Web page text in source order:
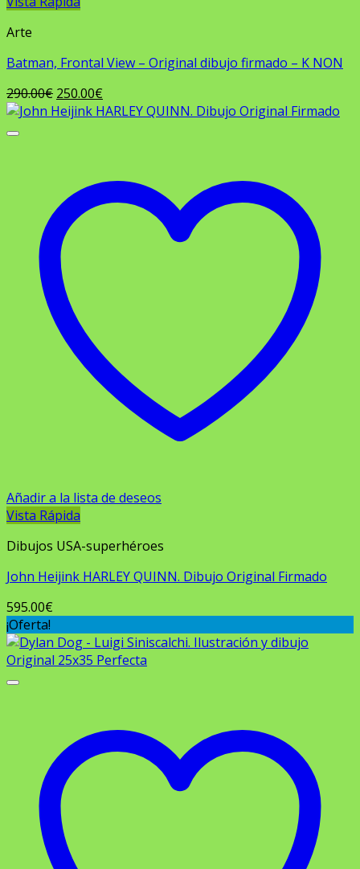
Arte
Batman, Frontal View – Original dibujo firmado – K NON
290.00€ El
precio
250.00€
precio
Añadir a la lista de deseos
Vista Rápida
Dibujos USA-superhéroes
John Heijink HARLEY QUINN. Dibujo Original Firmado
595.00€
¡Oferta!